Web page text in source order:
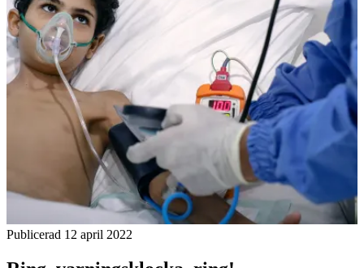
Publicerad 12 april 2022